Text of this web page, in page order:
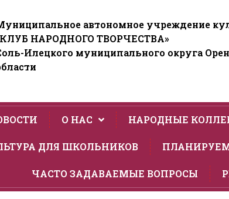
автономное учреждение
НАРОДНОГО ТВОРЧЕСТВА»
Илецкого муниципального округа
О НАС НАРОДНЫЕ
ДЛЯ ШКОЛЬНИКОВ
ЧАСТО ЗАДАВАЕМЫЕ ВОПРОСЫ